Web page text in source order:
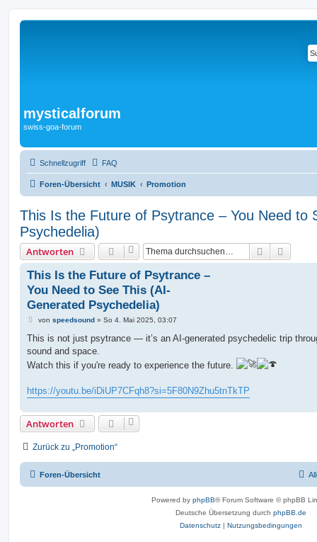
mysticalforum
swiss-goa-forum
Schnellzugriff FAQ
Foren-Übersicht MUSIK Promotion
This Is the Future of Psytrance – You Need to
Psychedelia)
Antworten Suche
This Is the Future of Psytrance –
You Need to See This (AI-
Generated Psychedelia)
B
i
r
a
g
von speedsound» So 4. Mai 2025, 03:07
This is not just psytrance — it’s an AI-generated psychedelic trip
sound and space.
Watch this if you're ready to experience the future.
https://youtu.be/iDiUP7CFqh8?si=5F80N9Zhu5tnTkTP
Antworten
Zurück zu „Promotion“
Foren-Übersicht
Powered by phpBB® Forum Software © phpBB
Deutsche Übersetzung durch phpBB.de
Datenschutz | Nutzungsbedingungen